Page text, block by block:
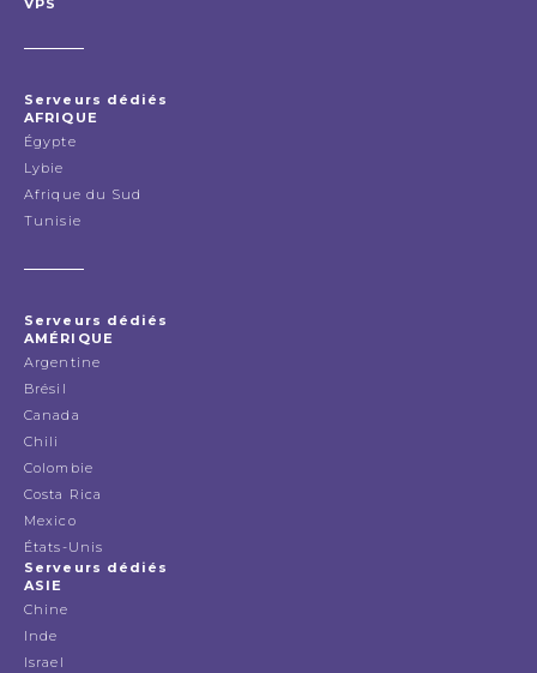
VPS
Serveurs dédiés
AFRIQUE
Égypte
Lybie
Afrique du Sud
Tunisie
Serveurs dédiés
AMÉRIQUE
Argentine
Brésil
Canada
Chili
Colombie
Costa Rica
Mexico
États-Unis
Serveurs dédiés
ASIE
Chine
Inde
Israel